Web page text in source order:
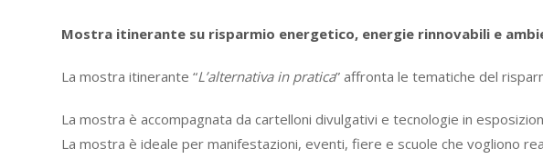
Mostra itinerante su risparmio energetico, energie rinnovabili e
La mostra itinerante “L’alternativa in pratica” affronta le tematiche del
La mostra è accompagnata da cartelloni divulgativi e tecnologie in
La mostra è ideale per manifestazioni, eventi, fiere e scuole che vogliono